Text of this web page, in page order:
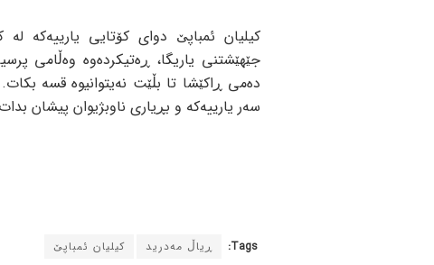
کیلیان ئمباپێ دوای کۆتایی یارییەکە لە
جێهێشتنی یاریگا، ڕەتیکردەوە وەڵامی
دەمی ڕاکێشا تا بڵێت نەیتوانیوە قسە
سەر یارییەکە و بڕیاری ناوبژیوان پیشان
Tags: ڕیاڵ مەدرید کیلیان ئمباپێ